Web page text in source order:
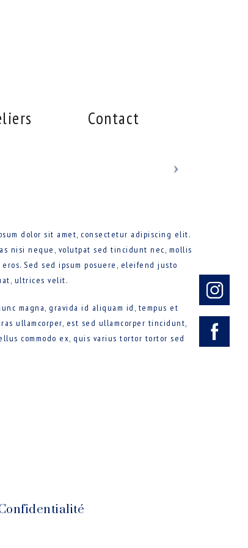
Contact
dolor sit amet, consectetur adipiscing elit.
nisi neque, volutpat sed tincidunt nec, mollis
Sed sed ipsum posuere, eleifend justo
ultrices velit.
magna, gravida id aliquam id, tempus et
ullamcorper, est sed ullamcorper tincidunt,
commodo ex, quis varius tortor tortor sed